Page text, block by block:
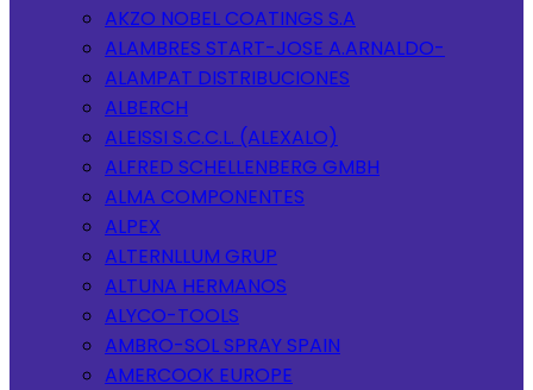
AKZO NOBEL COATINGS S.A
ALAMBRES START-JOSE A.ARNALDO-
ALAMPAT DISTRIBUCIONES
ALBERCH
ALEISSI S.C.C.L. (ALEXALO)
ALFRED SCHELLENBERG GMBH
ALMA COMPONENTES
ALPEX
ALTERNLLUM GRUP
ALTUNA HERMANOS
ALYCO-TOOLS
AMBRO-SOL SPRAY SPAIN
AMERCOOK EUROPE